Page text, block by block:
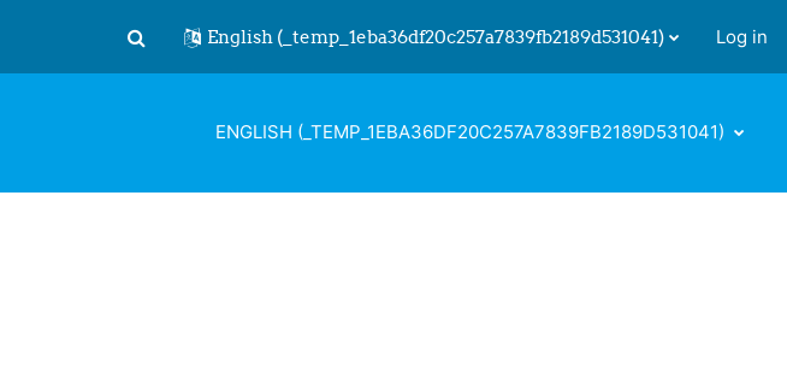
Toggle search input
English ‎(_temp_1eba36df20c257a7839fb2189d531041)‎ Log in
ENGLISH ‎(_TEMP_1EBA36DF20C257A7839FB2189D531041)‎